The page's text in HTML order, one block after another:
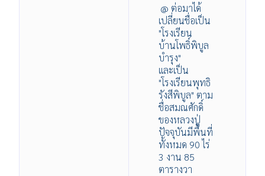
@ ต่อมาได้
เปลี่ยนชื่อเป็น
"โรงเรียน
บ้านโพธิ์พิบูล
บำรุง"
และเป็น
"โรงเรียนพุทธิ
รังสีพิบูล" ตาม
ชื่อสมณศักดิ์
ของหลวงปู่
ปัจจุบันมีพื้นที่
ทั้งหมด 90 ไร่
3 งาน 85
ตารางวา